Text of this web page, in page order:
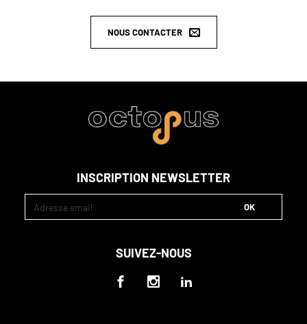
NOUS CONTACTER
INSCRIPTION NEWSLETTER
SUIVEZ-NOUS